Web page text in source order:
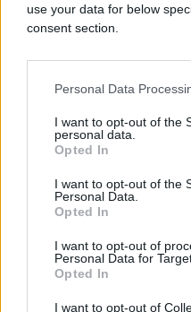
use your data for below
consent section.
Personal Data
I want to opt-out of the
personal data.
Opted In
I want to opt-out of the
Personal Data.
Opted In
I want to opt-out of
Personal Data for
Opted In
I want to opt-out of
PORODICA I ZDRAVLJE
20.12.17. 17:14
sjedenje u tišini važno